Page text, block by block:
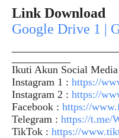
Link Download
Google Drive 1 |
Ikuti Akun Social Media
Instagram 1 : https://
Instagram 2 : https://
Facebook : https://
Telegram : https://t.me/
TikTok : https://